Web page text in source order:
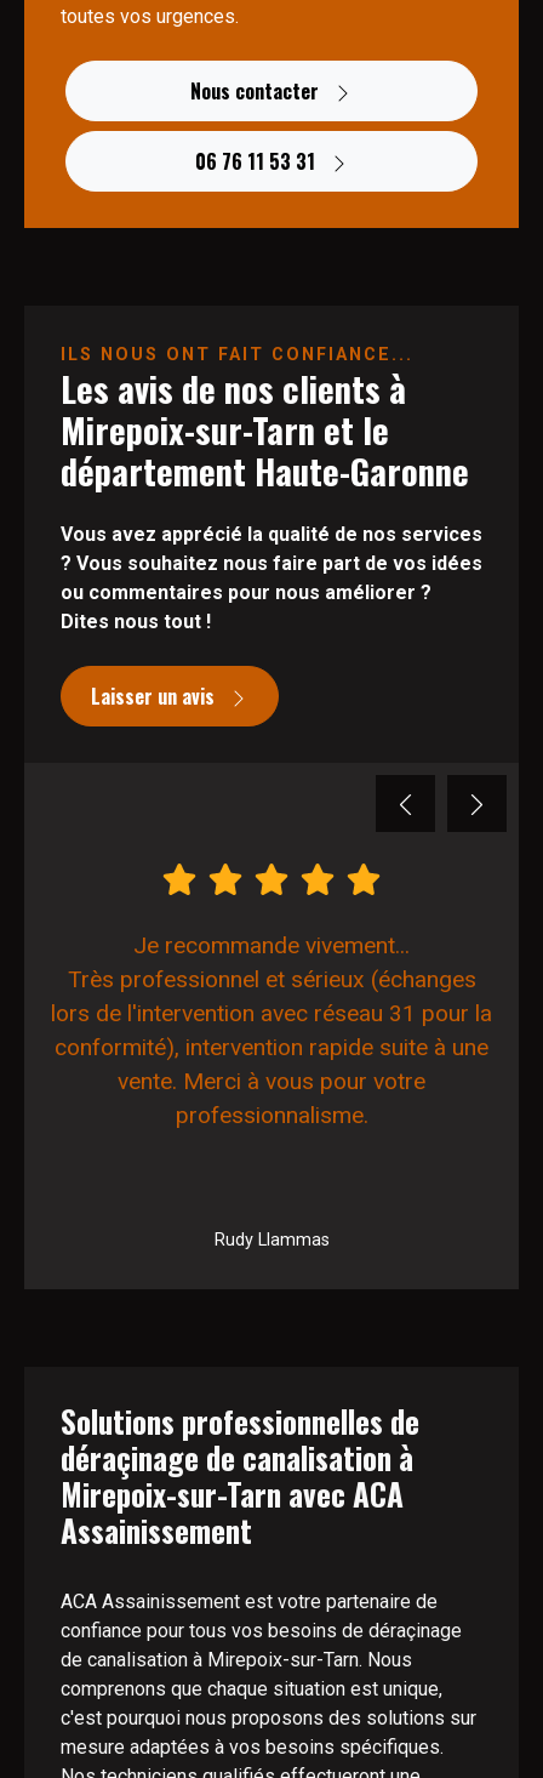
toutes vos urgences.
Nous contacter
06 76 11 53 31
ILS NOUS ONT FAIT CONFIANCE...
Les avis de nos clients à
Mirepoix-sur-Tarn et le
département Haute-Garonne
Vous avez apprécié la qualité de nos services
? Vous souhaitez nous faire part de vos idées
ou commentaires pour nous améliorer ?
Dites nous tout !
Laisser un avis
Previous
Next
Je recommande vivement...
Très professionnel et sérieux (échanges
lors de l'intervention avec réseau 31 pour la
conformité), intervention rapide suite à une
vente. Merci à vous pour votre
professionnalisme.
Rudy Llammas
Solutions professionnelles de
déraçinage de canalisation à
Mirepoix-sur-Tarn avec ACA
Assainissement
ACA Assainissement est votre partenaire de
confiance pour tous vos besoins de déraçinage
de canalisation à Mirepoix-sur-Tarn. Nous
comprenons que chaque situation est unique,
c'est pourquoi nous proposons des solutions sur
mesure adaptées à vos besoins spécifiques.